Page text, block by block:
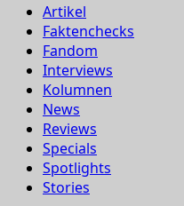
Artikel
Faktenchecks
Fandom
Interviews
Kolumnen
News
Reviews
Specials
Spotlights
Stories